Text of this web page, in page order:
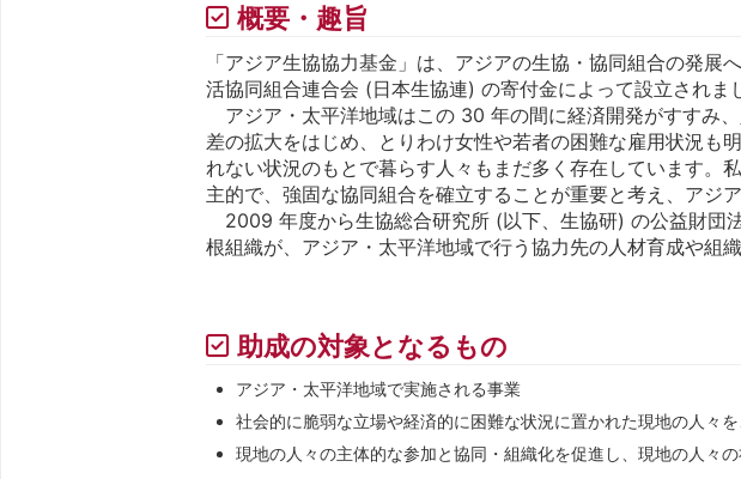
概要・趣旨
「アジア生協協力基金」は、アジアの生協・協同組合の発
活協同組合連合会 (日本生協連) の寄付金によって設立され
アジア・太平洋地域はこの 30 年の間に経済開発がすすみ
差の拡大をはじめ、とりわけ女性や若者の困難な雇用状況も
れない状況のもとで暮らす人々もまだ多く存在しています。
主的で、強固な協同組合を確立することが重要と考え、アジ
2009 年度から生協総合研究所 (以下、生協研) の公益財団
根組織が、アジア・太平洋地域で行う協力先の人材育成や組
助成の対象となるもの
アジア・太平洋地域で実施される事業
社会的に脆弱な立場や経済的に困難な状況に置かれた現地の人々
現地の人々の主体的な参加と協同・組織化を促進し、現地の人々